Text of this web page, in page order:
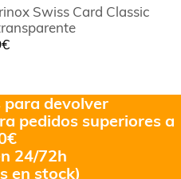
Swiss Card Classic
€
para devolver
pedidos superiores a
24/72h
en stock)